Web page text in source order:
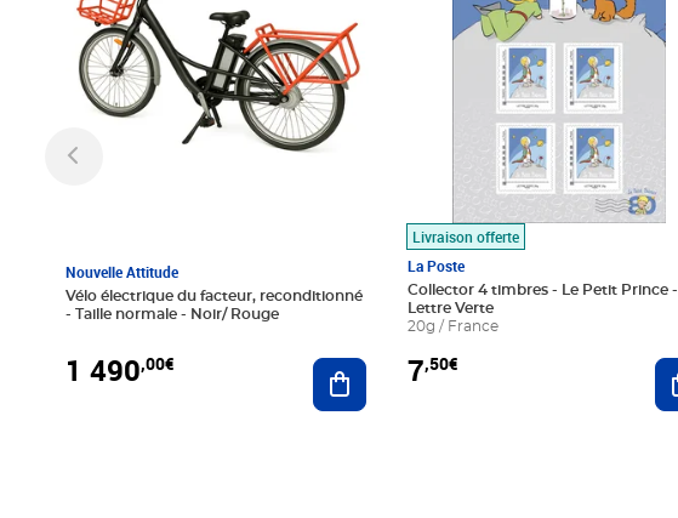
Nouvelle Attitude
Vélo électrique du facteur, reconditionné
- Taille normale - Noir/ Rouge
1 490,00€ Ajouter au panier
Livraison offerte
La Poste
Collector 4 timbres - Le Petit Prince -
Lettre Verte
20g / France
7,50€